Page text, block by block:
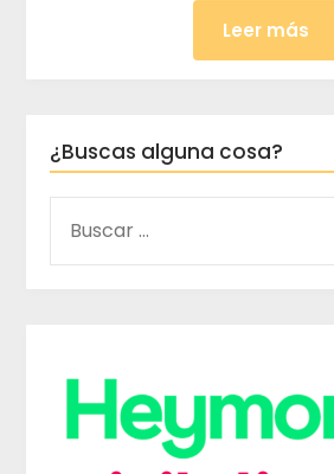
Leer más
¿Buscas alguna cosa?